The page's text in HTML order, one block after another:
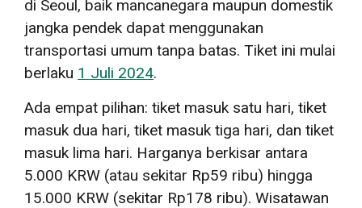
di Seoul, baik mancanegara maupun domestik
jangka pendek dapat menggunakan
transportasi umum tanpa batas. Tiket ini mulai
berlaku 1 Juli 2024.
Ada empat pilihan: tiket masuk satu hari, tiket
masuk dua hari, tiket masuk tiga hari, dan tiket
masuk lima hari. Harganya berkisar antara
5.000 KRW (atau sekitar Rp59 ribu) hingga
15.000 KRW (sekitar Rp178 ribu). Wisatawan